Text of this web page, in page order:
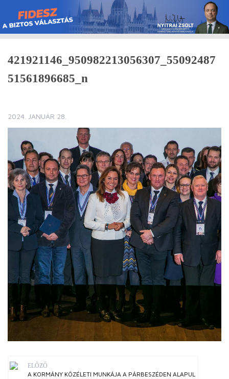
Skip
to
content
421921146_950982213056307_55092487
51561896685_n
2024. JANUÁR 28.
ELŐZŐ
A KORMÁNY KÖZÉLETI MUNKÁJA A PÁRBESZÉDEN ALAPUL